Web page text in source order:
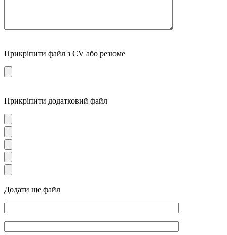
Прикріпити файл з CV або резюме
Прикріпити додатковий файл
Додати ще файл